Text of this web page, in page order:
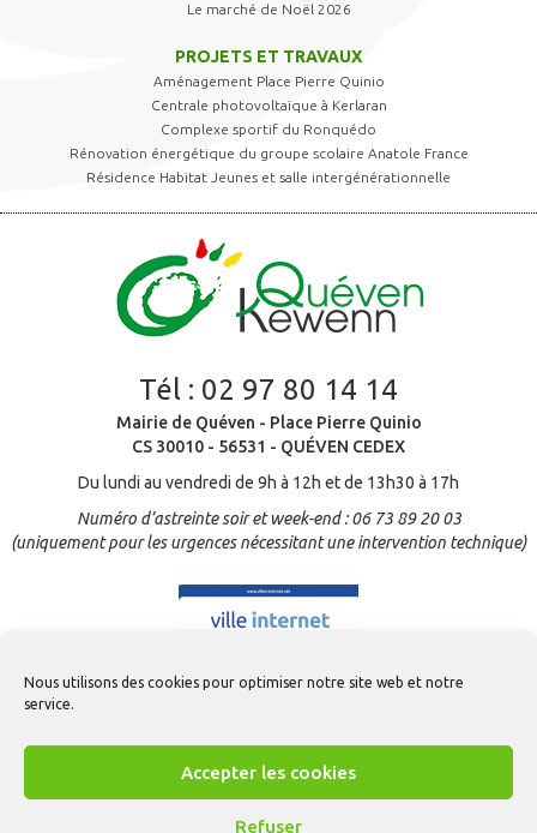
Nous utilisons des cookies pour optimiser notre site web et notre
service.
Accepter les cookies
Refuser
Le marché de Noël 2026
PROJETS ET TRAVAUX
Aménagement Place Pierre Quinio
Centrale photovoltaïque à Kerlaran
Complexe sportif du Ronquédo
Rénovation énergétique du groupe scolaire Anatole France
Résidence Habitat Jeunes et salle intergénérationnelle
Tél : 02 97 80 14 14
Mairie de Quéven - Place Pierre Quinio
CS 30010 - 56531 - QUÉVEN CEDEX
Du lundi au vendredi de 9h à 12h et de 13h30 à 17h
Numéro d’astreinte soir et week-end : 06 73 89 20 03
(uniquement pour les urgences nécessitant une intervention technique)